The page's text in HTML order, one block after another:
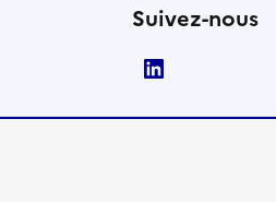
Suivez-nous